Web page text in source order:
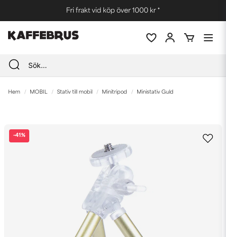
Fri frakt vid köp över 1000 kr *
Hem MOBIL Stativ till mobil Minitripod Ministativ Guld
-41 %